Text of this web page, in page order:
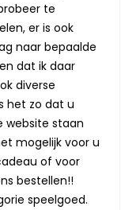
te
er is ook
naar bepaalde
dat ik daar
diverse
het zo dat u
website staan
mogelijk voor u
of voor
bestellen!!
speelgoed.